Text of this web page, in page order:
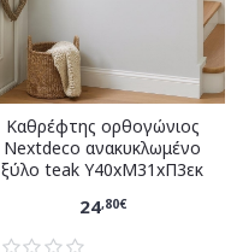
Καθρέφτης ορθογώνιος
Nextdeco ανακυκλωμένο
ξύλο teak Υ40xM31xΠ3εκ
24,80€